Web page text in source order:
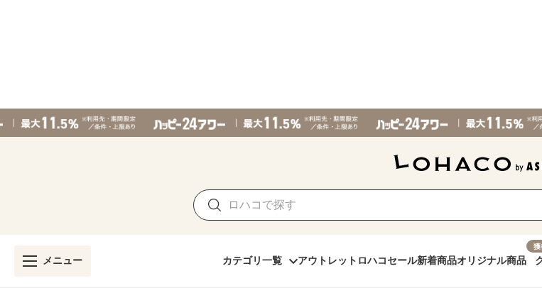
メニュー カテゴリ一覧 アウトレット ロハコセール新着商品オリジナル商品
獲